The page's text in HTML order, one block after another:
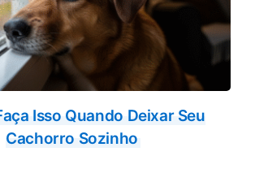
Isso Quando Deixar Seu
Cachorro Sozinho